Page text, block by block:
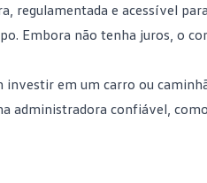
regulamentada e acessível
Embora não tenha juros, o
investir em um carro ou
administradora confiável,